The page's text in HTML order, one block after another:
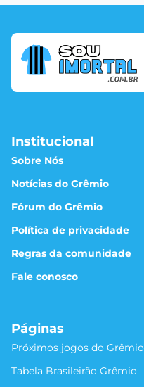
Institucional
Sobre Nós
Notícias do Grêmio
Fórum do Grêmio
Política de privacidade
Regras da comunidade
Fale conosco
Páginas
Próximos jogos do Grêmio
Tabela Brasileirão Grêmio